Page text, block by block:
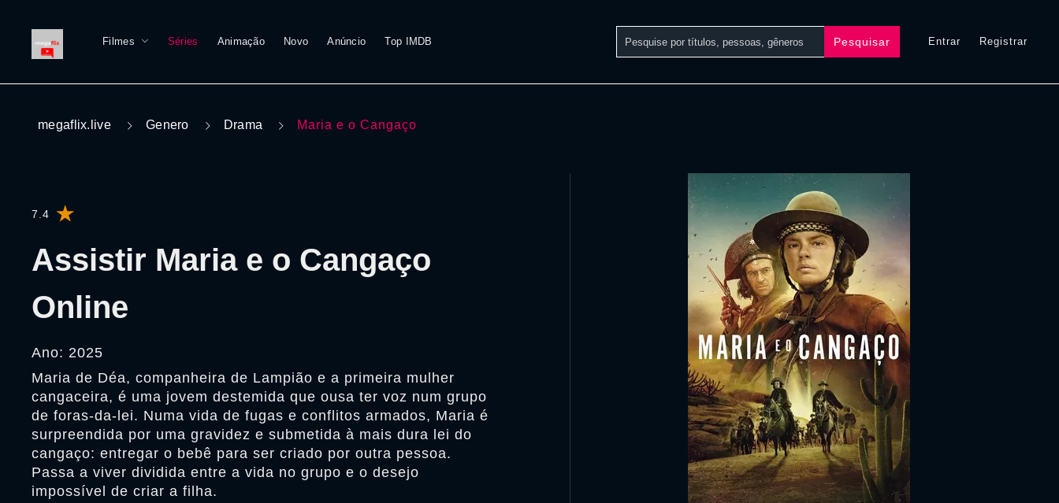
Filmes Séries Animação Novo Anúncio Top IMDB Pesquisar Entrar Registrar
megaflix.live Genero Drama Maria e o Cangaço
7.4
Assistir Maria e o Cangaço
Online
Ano: 2025
Maria de Déa, companheira de Lampião e a primeira mulher
cangaceira, é uma jovem destemida que ousa ter voz num grupo
de foras-da-lei. Numa vida de fugas e conflitos armados, Maria é
surpreendida por uma gravidez e submetida à mais dura lei do
cangaço: entregar o bebê para ser criado por outra pessoa.
Passa a viver dividida entre a vida no grupo e o desejo
impossível de criar a filha.